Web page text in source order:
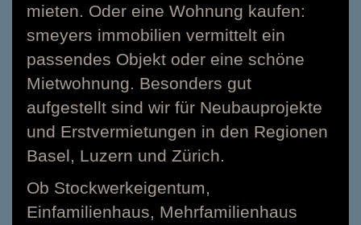
mieten . Oder eine Wohnung kaufen:
smeyers immobilien vermittelt ein
passendes Objekt oder eine schöne
Mietwohnung. Besonders gut
aufgestellt sind wir für Neubauprojekte
und Erstvermietungen in den Regionen
Basel
Luzern und Zürich
Ob Stockwerkeigentum
Einfamilienhaus
Mehrfamilienhaus